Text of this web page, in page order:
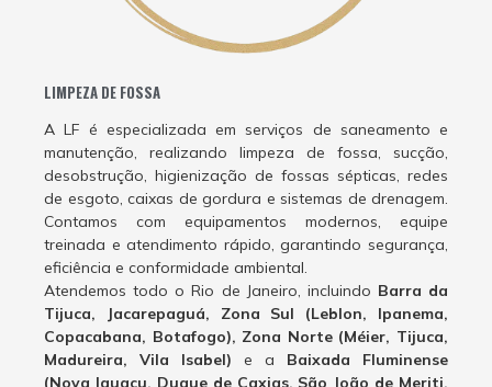
LIMPEZA DE FOSSA
A LF é especializada em serviços de saneamento e
manutenção, realizando limpeza de fossa, sucção,
desobstrução, higienização de fossas sépticas, redes
de esgoto, caixas de gordura e sistemas de drenagem.
Contamos com equipamentos modernos, equipe
treinada e atendimento rápido, garantindo segurança,
eficiência e conformidade ambiental.
Atendemos todo o Rio de Janeiro, incluindo Barra da
Tijuca, Jacarepaguá, Zona Sul (Leblon, Ipanema,
Copacabana, Botafogo), Zona Norte (Méier, Tijuca,
Madureira, Vila Isabel) e a Baixada Fluminense
(Nova Iguaçu, Duque de Caxias, São João de Meriti,